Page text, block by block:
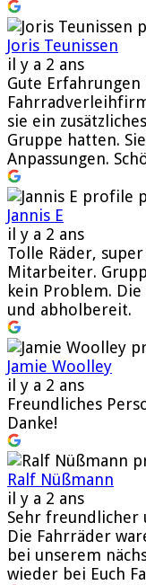
Joris Teunissen
il y a 2 ans
Gute
sie ein
Gruppe hatten.
Anpassungen.
Jannis E
il y a 2 ans
Tolle Räder,
Mitarbeiter.
kein Problem.
und abholbereit.
Jamie Woolley
il y a 2 ans
Freundliches
Danke!
Ralf Nüßmann
il y a 2 ans
Sehr
Die Fahrräder
bei unserem
wieder bei Euch